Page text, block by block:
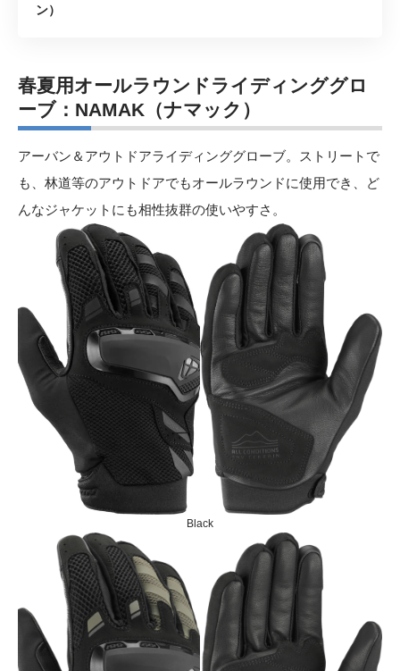
ン）
春夏用オールラウンドライディンググロ
ーブ：NAMAK（ナマック）
アーバン＆アウトドアライディンググローブ。ストリートで
も、林道等のアウトドアでもオールラウンドに使用でき、ど
んなジャケットにも相性抜群の使いやすさ。
Black